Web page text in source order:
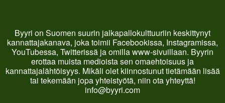
Byyri on Suomen suurin jalkapallokulttuuriin keskittynyt
kannattajakanava, joka toimii Facebookissa, Instagramissa,
YouTubessa, Twitterissä ja omilla www-sivuillaan. Byyrin
erottaa muista medioista sen omaehtoisuus ja
kannattajalähtöisyys. Mikäli olet kiinnostunut tietämään lisää
tai tekemään jopa yhteistyötä, niin ota yhteyttä!
info@byyri.com